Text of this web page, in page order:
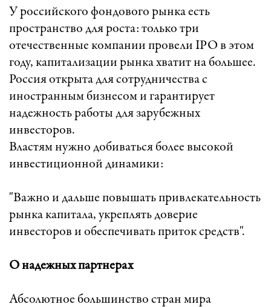
У российского фондового рынка есть
пространство для роста: только три
отечественные компании провели IPO в этом
году, капитализации рынка хватит на большее.
Россия открыта для сотрудничества с
иностранным бизнесом и гарантирует
надежность работы для зарубежных
инвесторов.
Властям нужно добиваться более высокой
инвестиционной динамики:
"Важно и дальше повышать привлекательность
рынка капитала, укреплять доверие
инвесторов и обеспечивать приток средств".
О надежных партнерах
Абсолютное большинство стран мира